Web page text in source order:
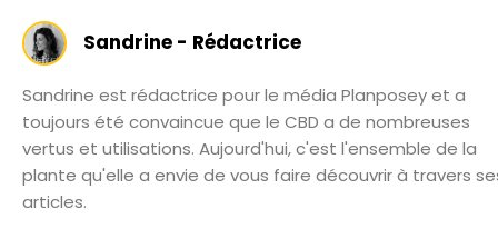
Sandrine - Rédactrice
Sandrine est rédactrice pour le média Planposey et a
toujours été convaincue que le CBD a de nombreuses
vertus et utilisations. Aujourd'hui, c'est l'ensemble de la
plante qu'elle a envie de vous faire découvrir à travers
articles.